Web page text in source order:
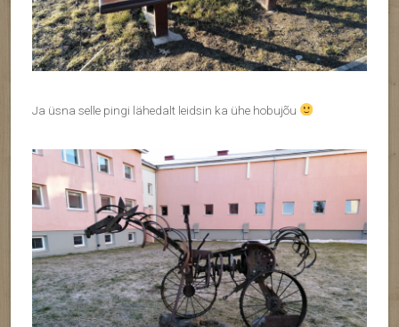
Ja üsna selle pingi lähedalt leidsin ka ühe hobujõu